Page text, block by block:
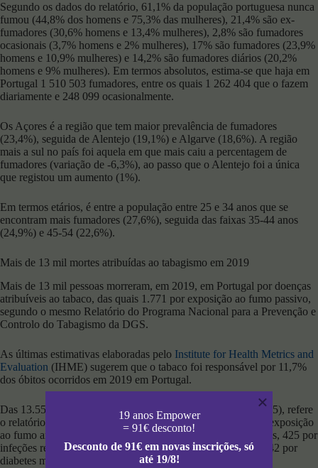
Segundo os dados do relatório, 61,1% da população portuguesa nunca
fumou (44,8% dos homens e 75,3% das mulheres), 21,4% são ex-
fumadores (30,6% homens e 13,4% mulheres), 2,8% são fumadores
ocasionais (3,7% homens e 2% mulheres), 17% são fumadores (23,9%
homens e 10,9% mulheres) e 14,2% são fumadores diários (20,2%
homens e 9% mulheres). Em termos absolutos, estima-se que haja em
Portugal 1 510 503 fumadores, entre os quais 1 262 404 que o fazem
diariamente e 248 099 ocasionalmente.
Os Açores é a região que tem maior prevalência de fumadores
(23,4%), seguida de Alentejo (19,1%) e Algarve (18,6%). A região
mais a sul no país foi aquela em que mais caiu a percentagem de
fumadores (variação de -6,3%), ao passo que o Alentejo foi a única
que registou um aumento (1%).
Em termos etários, é entre a população entre 25 e 34 anos que se
encontram mais fumadores (27,6%), seguida das faixas 35-44 anos
(24,9%) e 45-54 (22,6%).
Mais de 13 mil mortes atribuídas ao tabagismo em 2019
Mais de 13 mil pessoas morreram, em 2019, em Portugal por doenças
atribuíveis ao tabaco, das quais 1.771 por exposição ao fumo passivo,
segundo o mesmo Relatório do Programa Nacional para a Prevenção e
Controlo do Tabagismo da DGS.
As últimas estimativas elaboradas pelo Institute for Health Metrics and
Evaluation (IHME) sugerem que o tabaco foi responsável por 11,7%
dos óbitos ocorridos em 2019 em Portugal.
Das 13.559 mortes registadas, a maioria eram homens (10.815), refere
o relatório, estimando que 1.771 óbitos tenham resultado da exposição
ao fumo ambiental (561 por doenças cérebro-cardiovasculares, 425 por
infeções respiratórias, 312 por doença respiratória crónica, 242 por
diabetes mellitus tipo 2 e 220 por cancro).
19 anos Empower
= 91€ desconto!
Desconto de 91€ em novas inscrições, só
até 19/8!
×